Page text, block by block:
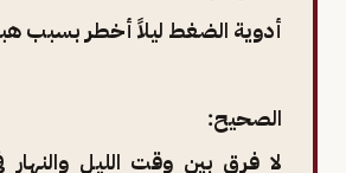
أدوية الضغط ليلاً أخطر بسبب
الصحيح:
لا فرق بين وقت الليل والنهار